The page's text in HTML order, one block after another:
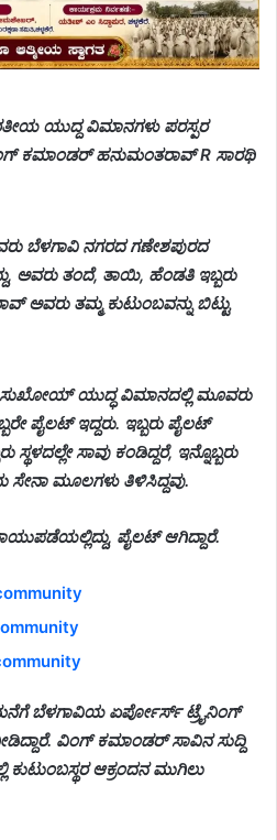
ಯುದ್ದ ವಿಮಾನಗಳು ಪರಸ್ಪರ
ಕಮಾಂಡರ್ ಹನುಮಂತರಾವ್ R ಸಾರಥಿ
ಬೆಳಗಾವಿ ನಗರದ ಗಣೇಶಪುರದ
ಅವರು ತಂದೆ, ತಾಯಿ, ಹೆಂಡತಿ ಇಬ್ಬರು
ಅವರು ತಮ್ಮ ಕುಟುಂಬವನ್ನು ಬಿಟ್ಟು
ಸುಖೋಯ್ ಯುದ್ಧ ವಿಮಾನದಲ್ಲಿ ಮೂವರು
ಪೈಲಟ್ ಇದ್ದರು. ಇಬ್ಬರು ಪೈಲಟ್
ಸಾವು ಕಂಡಿದ್ದರೆ, ಇನ್ನೊಬ್ಬರು
ಸೇನಾ ಮೂಲಗಳು ತಿಳಿಸಿದ್ದವು.
ಪೈಲಟ್ ಆಗಿದ್ದಾರೆ.
ಬೆಳಗಾವಿಯ ಏರ್ಪೋರ್ಸ್ ಟ್ರೈನಿಂಗ್
ವಿಂಗ್ ಕಮಾಂಡರ್ ಸಾವಿನ‌ ಸುದ್ದಿ
ಆಕ್ರಂದನ ಮುಗಿಲು